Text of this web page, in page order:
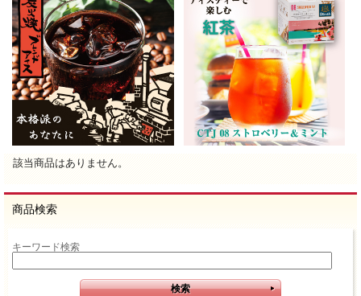
該当商品はありません。
商品検索
キーワード検索